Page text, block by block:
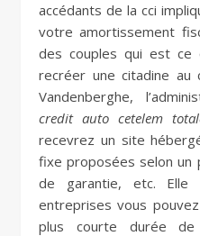
accédants de la cci
votre amortissement
des couples qui est ce
recréer une citadine au
Vandenberghe,
credit auto cetelem
recevrez un site
fixe proposées selon
de garantie, etc. Elle
entreprises vous
plus courte durée